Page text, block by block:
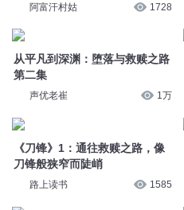
阿富汗村姑 1728
从平凡到深渊：堕落与救赎之路
第二集
声优老崔 1万
《刀锋》1：通往救赎之路，像
刀锋般狭窄而陡峭
路上读书 1585